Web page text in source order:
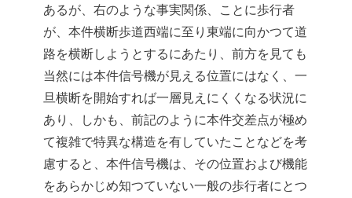
あるが、右のような事実関係、ことに歩行者
が、本件横断歩道西端に至り東端に向かつて道
路を横断しようとするにあたり、前方を見ても
当然には本件信号機が見える位置にはなく、一
旦横断を開始すれば一層見えにくくなる状況に
あり、しかも、前記のように本件交差点が極め
て複雑で特異な構造を有していたことなどを考
慮すると、本件信号機は、その位置および機能
をあらかじめ知つていない一般の歩行者にとつ